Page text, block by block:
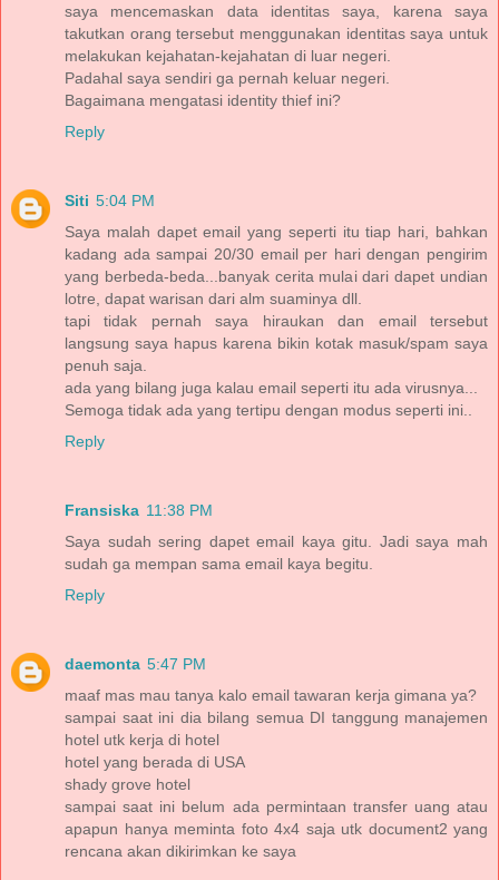
saya mencemaskan data identitas saya, karena saya
takutkan orang tersebut menggunakan identitas saya untuk
melakukan kejahatan-kejahatan di luar negeri.
Padahal saya sendiri ga pernah keluar negeri.
Bagaimana mengatasi identity thief ini?
Reply
Siti 5:04 PM
Saya malah dapet email yang seperti itu tiap hari, bahkan
kadang ada sampai 20/30 email per hari dengan pengirim
yang berbeda-beda...banyak cerita mulai dari dapet undian
lotre, dapat warisan dari alm suaminya dll.
tapi tidak pernah saya hiraukan dan email tersebut
langsung saya hapus karena bikin kotak masuk/spam saya
penuh saja.
ada yang bilang juga kalau email seperti itu ada virusnya...
Semoga tidak ada yang tertipu dengan modus seperti ini..
Reply
Fransiska 11:38 PM
Saya sudah sering dapet email kaya gitu. Jadi saya mah
sudah ga mempan sama email kaya begitu.
Reply
daemonta 5:47 PM
maaf mas mau tanya kalo email tawaran kerja gimana ya?
sampai saat ini dia bilang semua DI tanggung manajemen
hotel utk kerja di hotel
hotel yang berada di USA
shady grove hotel
sampai saat ini belum ada permintaan transfer uang atau
apapun hanya meminta foto 4x4 saja utk document2 yang
rencana akan dikirimkan ke saya